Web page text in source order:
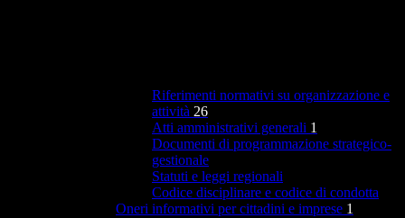
Riferimenti normativi su organizzazione e
attività 26
Atti amministrativi generali 1
Documenti di programmazione strategico-
gestionale
Statuti e leggi regionali
Codice disciplinare e codice di condotta
Oneri informativi per cittadini e imprese 1